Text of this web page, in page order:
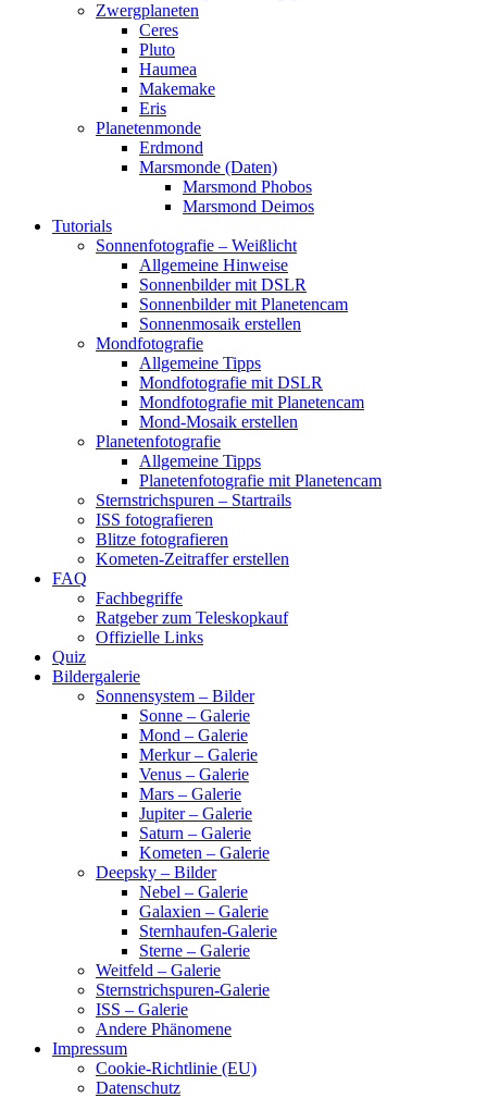
Zwergplaneten
Ceres
Pluto
Haumea
Makemake
Eris
Planetenmonde
Erdmond
Marsmonde (Daten)
Marsmond Phobos
Marsmond Deimos
Tutorials
Sonnenfotografie – Weißlicht
Allgemeine Hinweise
Sonnenbilder mit DSLR
Sonnenbilder mit Planetencam
Sonnenmosaik erstellen
Mondfotografie
Allgemeine Tipps
Mondfotografie mit DSLR
Mondfotografie mit Planetencam
Mond-Mosaik erstellen
Planetenfotografie
Allgemeine Tipps
Planetenfotografie mit Planetencam
Sternstrichspuren – Startrails
ISS fotografieren
Blitze fotografieren
Kometen-Zeitraffer erstellen
FAQ
Fachbegriffe
Ratgeber zum Teleskopkauf
Offizielle Links
Quiz
Bildergalerie
Sonnensystem – Bilder
Sonne – Galerie
Mond – Galerie
Merkur – Galerie
Venus – Galerie
Mars – Galerie
Jupiter – Galerie
Saturn – Galerie
Kometen – Galerie
Deepsky – Bilder
Nebel – Galerie
Galaxien – Galerie
Sternhaufen-Galerie
Sterne – Galerie
Weitfeld – Galerie
Sternstrichspuren-Galerie
ISS – Galerie
Andere Phänomene
Impressum
Cookie-Richtlinie (EU)
Datenschutz